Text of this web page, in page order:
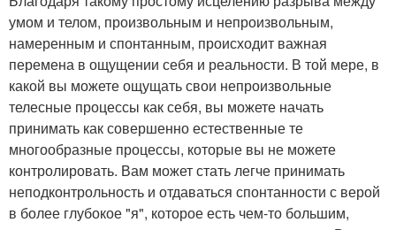
умом и телом, произвольным и непроизвольным,
намеренным и спонтанным, происходит важная
перемена в ощущении себя и реальности. В той мере, в
какой вы можете ощущать свои непроизвольные
телесные процессы как себя, вы можете начать
принимать как совершенно естественные те
многообразные процессы, которые вы не можете
контролировать. Вам может стать легче принимать
неподконтрольность и отдаваться спонтанности с верой
в более глубокое "я", которое есть чем-то большим,